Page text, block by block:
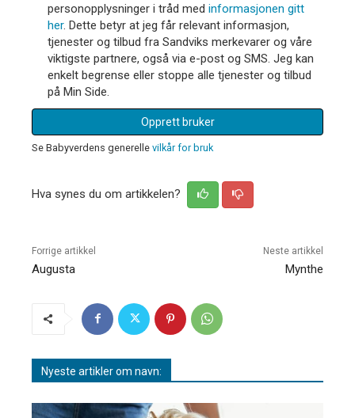
personopplysninger i tråd med informasjonen gitt
her. Dette betyr at jeg får relevant informasjon,
tjenester og tilbud fra Sandviks merkevarer og våre
viktigste partnere, også via e-post og SMS. Jeg kan
enkelt begrense eller stoppe alle tjenester og tilbud
på Min Side.
Opprett bruker
Se Babyverdens generelle vilkår for bruk
Hva synes du om artikkelen?
Forrige artikkel
Augusta
Neste artikkel
Mynthe
Nyeste artikler om navn: